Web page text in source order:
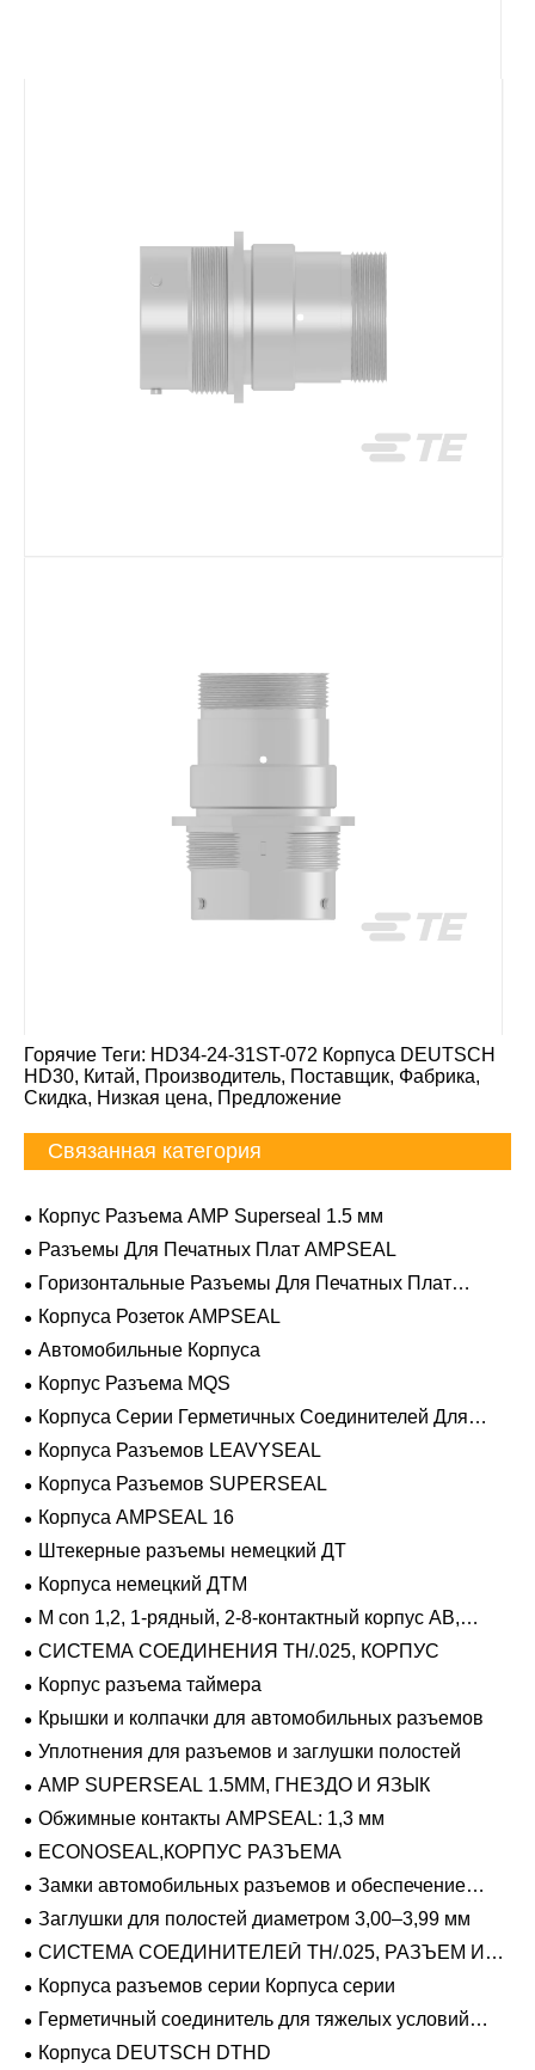
Горячие Теги: HD34-24-31ST-072 Корпуса DEUTSCH
HD30, Китай, Производитель, Поставщик, Фабрика,
Скидка, Низкая цена, Предложение
Связанная категория
Корпус Разъема AMP Superseal 1.5 мм
Разъемы Для Печатных Плат AMPSEAL
Горизонтальные Разъемы Для Печатных Плат
AMPSEAL
Корпуса Розеток AMPSEAL
Автомобильные Корпуса
Корпус Разъема MQS
Корпуса Серии Герметичных Соединителей Для
Тяжелых Условий Эксплуатации
Корпуса Разъемов LEAVYSEAL
Корпуса Разъемов SUPERSEAL
Корпуса AMPSEAL 16
Штекерные разъемы немецкий ДТ
Корпуса немецкий ДТМ
M con 1,2, 1-рядный, 2-8-контактный корпус AB,
герметичный
СИСТЕМА СОЕДИНЕНИЯ TH/.025, КОРПУС
Корпус разъема таймера
Крышки и колпачки для автомобильных разъемов
Уплотнения для разъемов и заглушки полостей
AMP SUPERSEAL 1.5MM, ГНЕЗДО И ЯЗЫК
Обжимные контакты AMPSEAL: 1,3 мм
ECONOSEAL,КОРПУС РАЗЪЕМА
Замки автомобильных разъемов и обеспечение
положения
Заглушки для полостей диаметром 3,00–3,99 мм
СИСТЕМА СОЕДИНИТЕЛЕЙ TH/.025, РАЗЪЕМ И
ВКЛАДЫШ
Корпуса разъемов серии Корпуса серии
Герметичный соединитель для тяжелых условий
эксплуатации Фиксирующие направляющие серии
Корпуса DEUTSCH DTHD